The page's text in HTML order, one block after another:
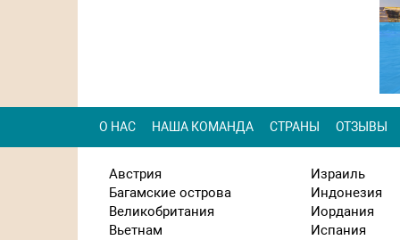
О НАС НАША КОМАНДА СТРАНЫ ОТЗЫВЫ
Австрия
Багамские острова
Великобритания
Вьетнам
Израиль
Индонезия
Иордания
Испания